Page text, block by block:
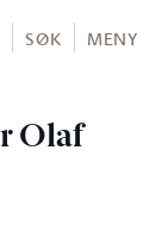
SØK MENY
Olaf